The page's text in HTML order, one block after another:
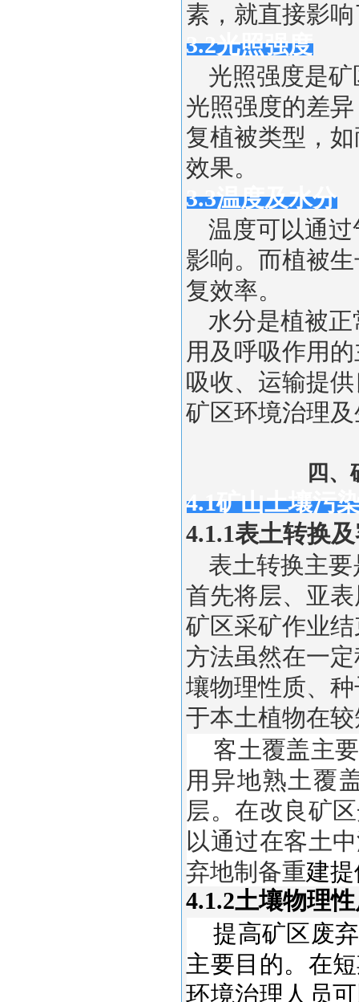
素，就直接影
3.2光照强度
光照强度是
光照强度的差
复植被类型，
效果。
3.3温度及水分
温度可以通
影响。而植被
复效率。
水分是植被
用及呼吸作用
吸收、运输提
矿区环境治理
四
4.1矿山土壤污
4.1.1表土转换
表土转换主
首先将层、亚
矿区采矿作业
方法虽然在一
壤物理性质、
于本土植物在
客土覆盖主
用异地熟土覆
层。在改良矿
以通过在客土
弃地制备重建
4.1.2土壤物理
提高矿区废
主要目的。在
环境治理人员